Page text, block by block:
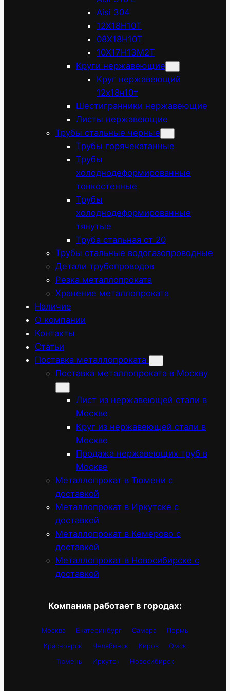
Aisi 304
12Х18Н10Т
08Х18Н10Т
10Х17Н13М2Т
Круги нержавеющие
Круг нержавеющий
12х18н10т
Шестигранники нержавеющие
Листы нержавеющие
Трубы стальные черные
Трубы горячекатанные
Трубы
холоднодеформированные
тонкостенные
Трубы
холоднодеформированные
тянутые
Труба стальная ст 20
Трубы стальные водогазопроводные
Детали трубопроводов
Резка металлопроката
Хранение металлопроката
Наличие
О компании
Контакты
Статьи
Поставка металлопроката
Поставка металлопроката в Москву
Лист из нержавеющей стали в
Москве
Круг из нержавеющей стали в
Москве
Продажа нержавеющих труб в
Москве
Металлопрокат в Тюмени с
доставкой
Металлопрокат в Иркутске с
доставкой
Металлопрокат в Кемерово с
доставкой
Металлопрокат в Новосибирске с
доставкой
Компания работает в городах:
Москва Екатеринбург Самара
Пермь
Красноярск
Челябинск Киров
Омск
Тюмень
Иркутск Новосибирск